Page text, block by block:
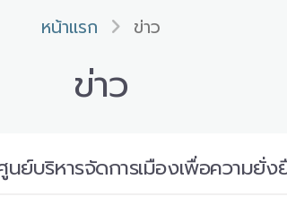
หน้าแรก ข่าว
ข่าว
บริหารจัดการเมืองเพื่อความยั่ง